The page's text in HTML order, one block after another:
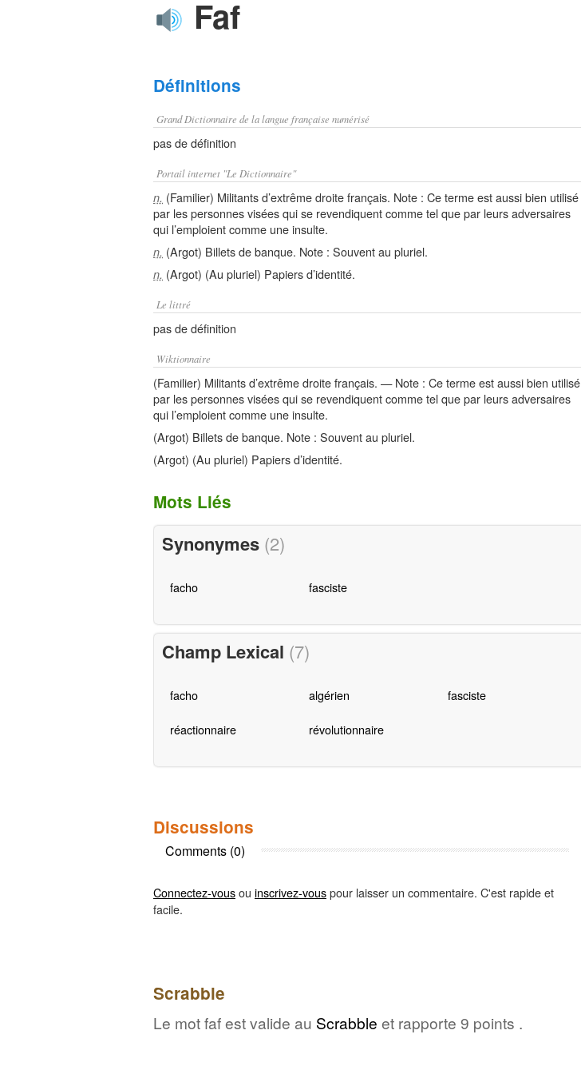
Faf
Définitions
Grand Dictionnaire de la langue française numérisé
pas de définition
Portail internet "Le Dictionnaire"
n. (Familier) Militants d’extrême droite français. Note : Ce terme est aussi bien utilisé
par les personnes visées qui se revendiquent comme tel que par leurs adversaires
qui l’emploient comme une insulte.
n. (Argot) Billets de banque. Note : Souvent au pluriel.
n. (Argot) (Au pluriel) Papiers d’identité.
Le littré
pas de définition
Wiktionnaire
(Familier) Militants d’extrême droite français. — Note : Ce terme est aussi bien utilisé
par les personnes visées qui se revendiquent comme tel que par leurs adversaires
qui l’emploient comme une insulte.
(Argot) Billets de banque. Note : Souvent au pluriel.
(Argot) (Au pluriel) Papiers d’identité.
Mots Liés
Synonymes (2)
facho fasciste
Champ Lexical (7)
facho algérien fasciste
réactionnaire révolutionnaire
Discussions
Comments (0)
Connectez-vousou inscrivez-vouspour laisser un commentaire. C'est rapide et
facile.
Scrabble
Le mot faf est valide au Scrabble et rapporte 9 points .